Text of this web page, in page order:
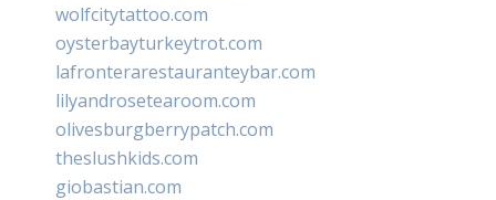
wolfcitytattoo.com
oysterbayturkeytrot.com
lafronterarestauranteybar.com
lilyandrosetearoom.com
olivesburgberrypatch.com
theslushkids.com
giobastian.com